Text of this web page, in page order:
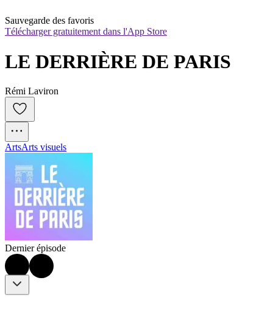
Sauvegarde des favoris
Télécharger gratuitement dans l'App Store
LE DERRIÈRE DE PARIS
Rémi Laviron
ArtsArts visuels
Dernier épisode